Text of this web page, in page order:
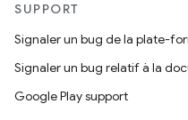
SUPPORT
Signaler un bug de la plate-
Signaler un bug relatif à la
Google Play support